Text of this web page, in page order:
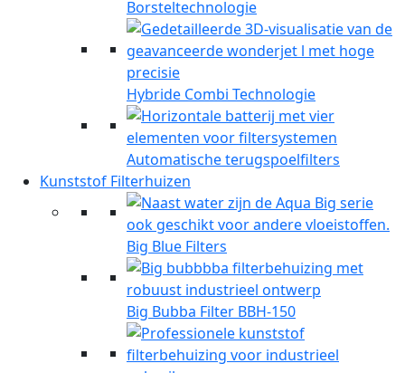
Borsteltechnologie
Hybride Combi Technologie
Automatische terugspoelfilters
Kunststof Filterhuizen
Big Blue Filters
Big Bubba Filter BBH-150